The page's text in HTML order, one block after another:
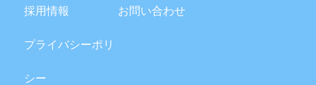
採用情報 お問い合わせ
プライバシーポリ
シー